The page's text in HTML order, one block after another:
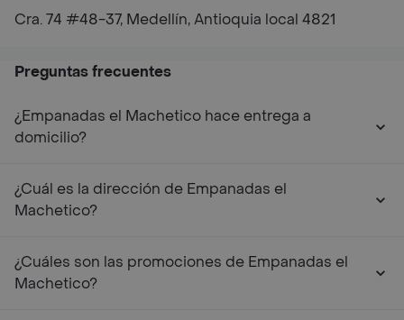
Cra. 74 #48-37, Medellín, Antioquia local 4821
Preguntas frecuentes
¿Empanadas el Machetico hace entrega a
domicilio?
¿Cuál es la dirección de Empanadas el
Machetico?
¿Cuáles son las promociones de Empanadas el
Machetico?